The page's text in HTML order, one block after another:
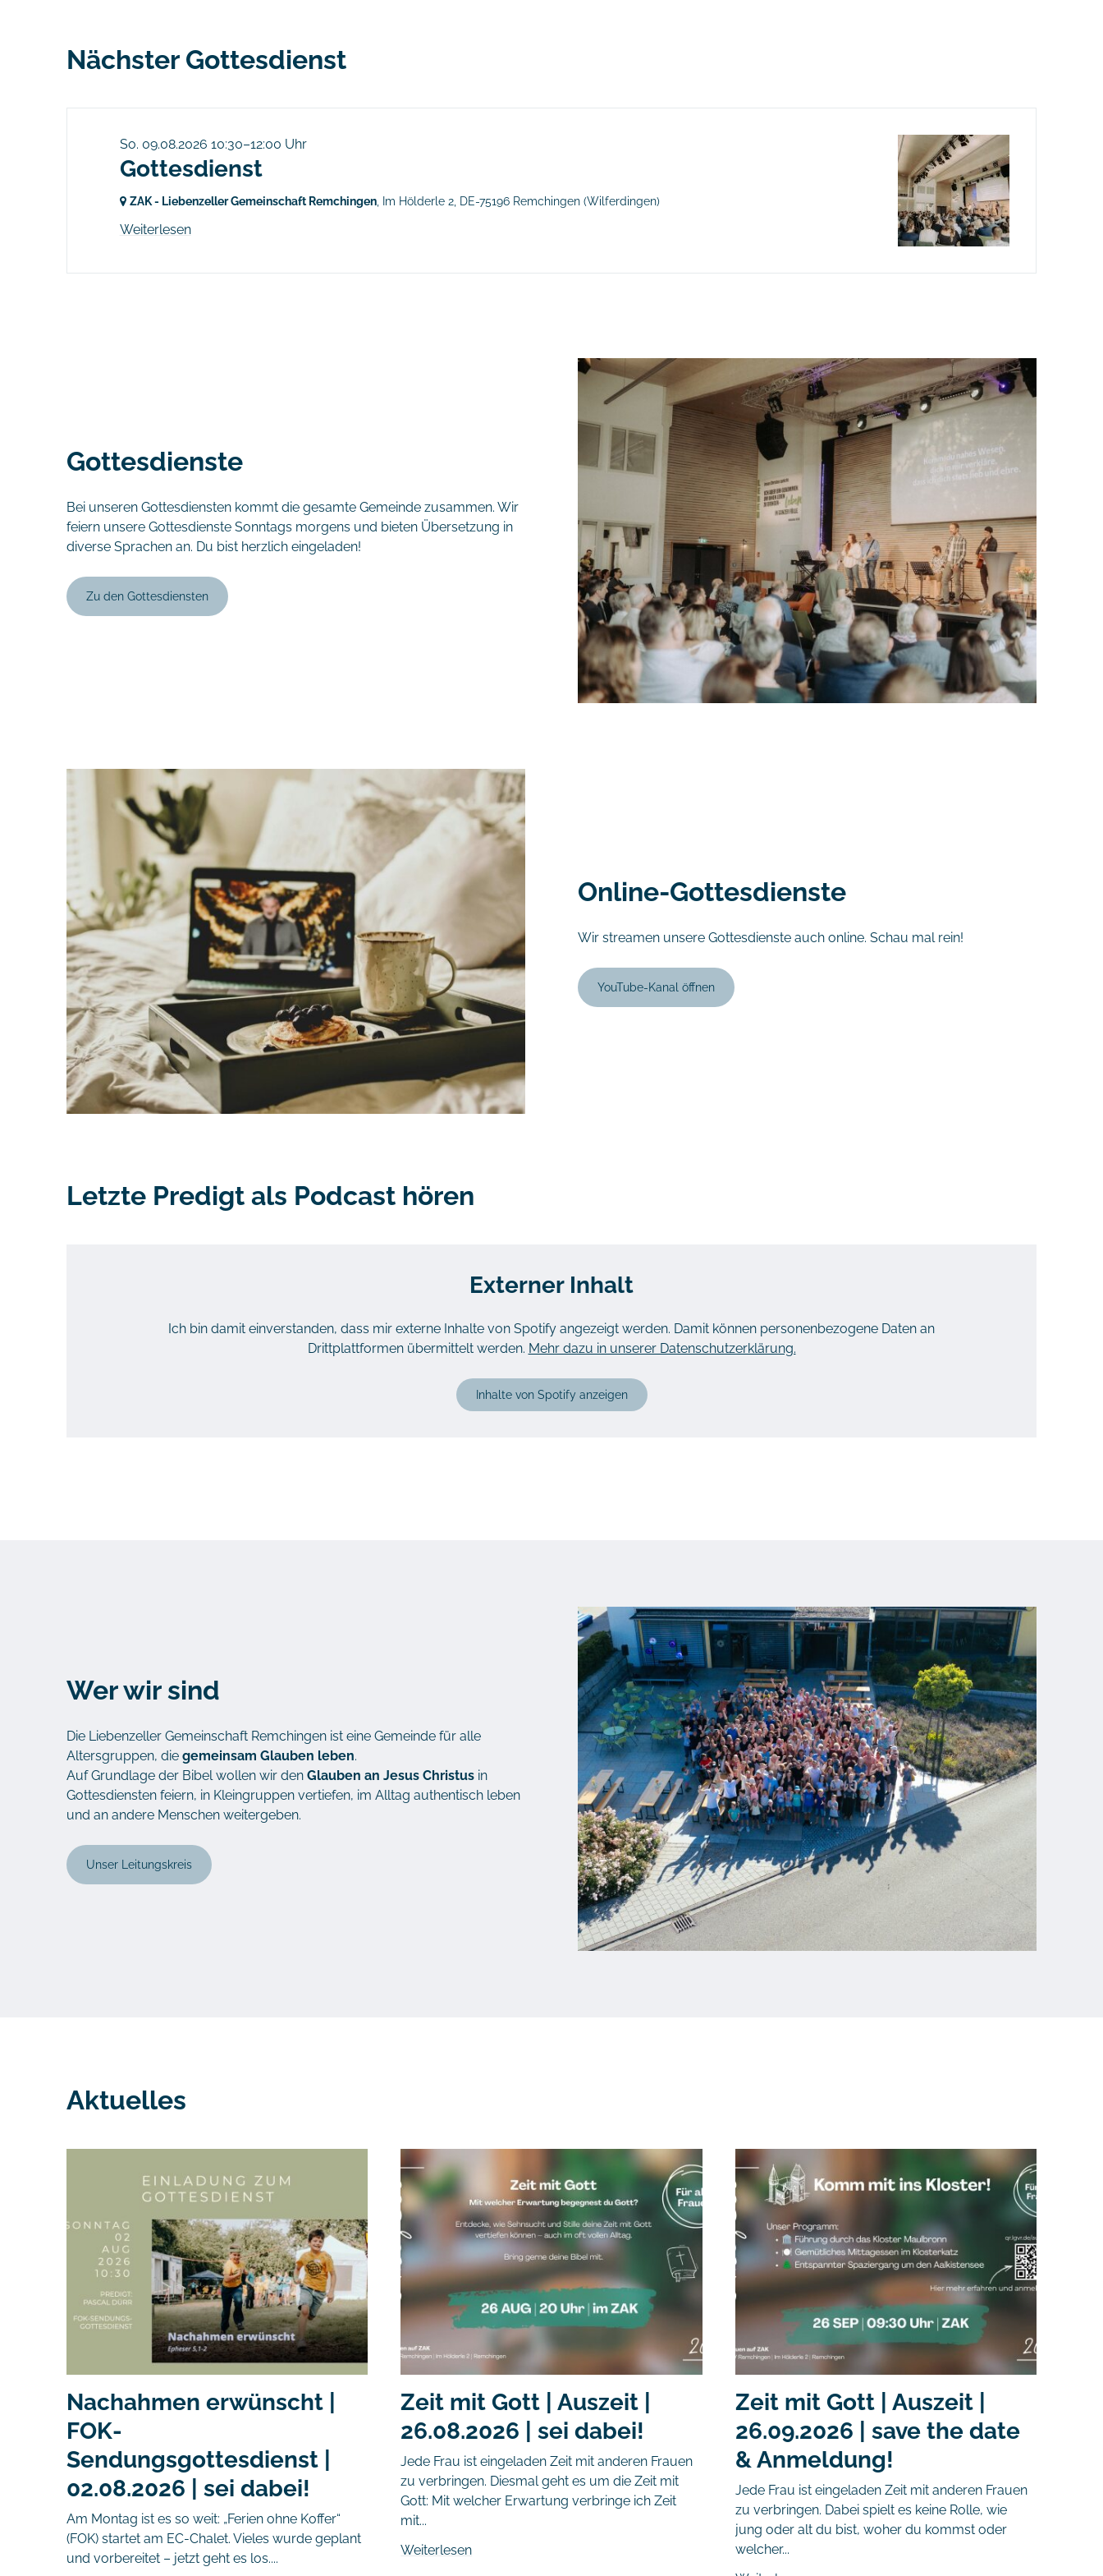
Wir sind die Liebenzeller Gemeinschaft Remchingen
Nächster Gottesdienst
So. 09.08.2026 10:30–12:00 Uhr
Gottesdienst
ZAK - Liebenzeller Gemeinschaft Remchingen, Im Hölderle 2, DE-75196 Remchingen (Wilferdingen)
Weiterlesen
Gottesdienste
Bei unseren Gottesdiensten kommt die gesamte Gemeinde zusammen. Wir
feiern unsere Gottesdienste Sonntags morgens und bieten Übersetzung in
diverse Sprachen an. Du bist herzlich eingeladen!
Zu den Gottesdiensten
Online-Gottesdienste
Wir streamen unsere Gottesdienste auch online. Schau mal rein!
YouTube-Kanal öffnen
Letzte Predigt als Podcast hören
Externer Inhalt
Ich bin damit einverstanden, dass mir externe Inhalte von Spotify angezeigt werden. Damit können personenbezogene Daten an
Drittplattformen übermittelt werden. Mehr dazu in unserer Datenschutzerklärung.
Inhalte von Spotify anzeigen
Wer wir sind
Die Liebenzeller Gemeinschaft Remchingen ist eine Gemeinde für alle
Altersgruppen, die gemeinsam Glauben leben.
Auf Grundlage der Bibel wollen wir den Glauben an Jesus Christusin
Gottesdiensten feiern, in Kleingruppen vertiefen, im Alltag authentisch leben
und an andere Menschen weitergeben.
Unser Leitungskreis
Aktuelles
Nachahmen erwünscht |
FOK-
Sendungsgottesdienst |
02.08.2026 | sei dabei!
Am Montag ist es so weit: „Ferien ohne Koffer“
(FOK) startet am EC-Chalet. Vieles wurde geplant
und vorbereitet – jetzt geht es los....
Zeit mit Gott | Auszeit |
26.08.2026 | sei dabei!
Jede Frau ist eingeladen Zeit mit anderen Frauen
zu verbringen. Diesmal geht es um die Zeit mit
Gott: Mit welcher Erwartung verbringe ich Zeit
mit...
Weiterlesen
Zeit mit Gott | Auszeit |
26.09.2026 | save the date
& Anmeldung!
Jede Frau ist eingeladen Zeit mit anderen Frauen
zu verbringen. Dabei spielt es keine Rolle, wie
jung oder alt du bist, woher du kommst oder
welcher...